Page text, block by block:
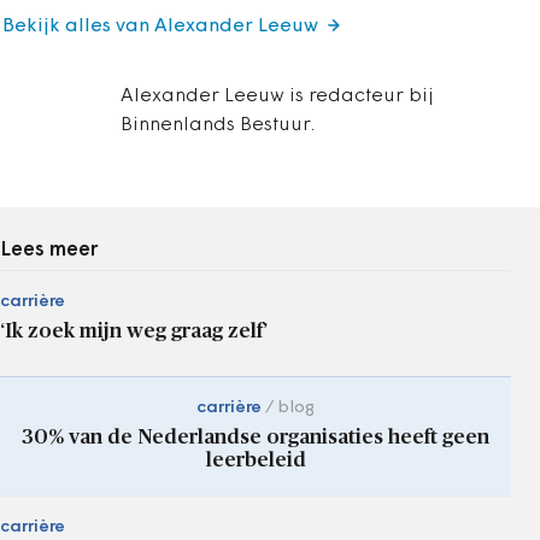
Alexander Leeuw is redacteur bij
Binnenlands Bestuur.
Bekijk alles van Alexander Leeuw
Lees meer
carrière
‘Ik zoek mijn weg graag zelf’
carrière blog
30% van de Nederlandse organisaties heeft geen
leerbeleid
carrière